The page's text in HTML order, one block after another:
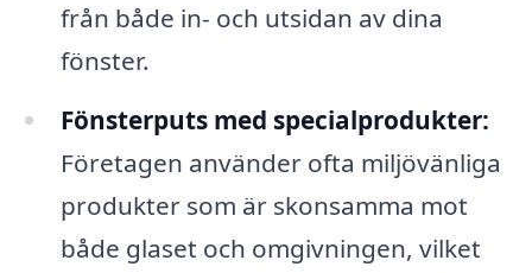
från både in- och utsidan av dina
fönster.
Fönsterputs med specialprodukter:
Företagen använder ofta miljövänliga
produkter som är skonsamma mot
både glaset och omgivningen, vilket